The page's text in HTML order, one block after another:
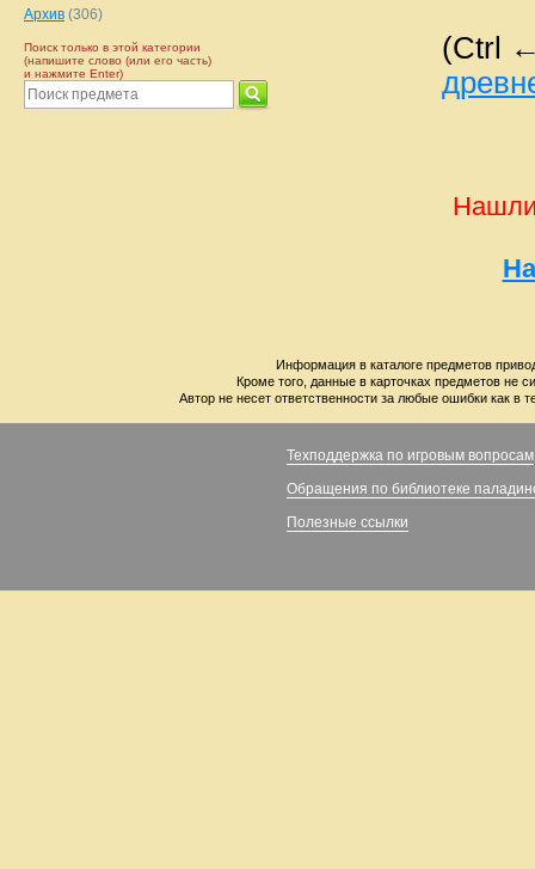
(Ctrl
Нашли
Архив (306)
Поиск только в этой категории
(напишите слово (или его часть)
и нажмите Enter)
Информация в каталоге предметов
Кроме того, данные в карточках предметов не
Автор не несет ответственности за любые ошибки как в
Техподдержка по игровым вопросам
Обращения по библиотеке
Полезные ссылки